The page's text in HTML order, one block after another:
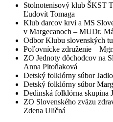
Stolnotenisový klub ŠKST
Ľudovít Tomaga
Klub darcov krvi a MS
v Margecanoch – MUDr.
Odbor Klubu slovenských
Poľovnícke združenie –
ZO Jednoty dôchodcov na
Anna Pitoňaková
Detský folklórny súbor
Detský folklórny súbor
Dedinská folklórna skupina
ZO Slovenského zväzu
Zdena Uličná